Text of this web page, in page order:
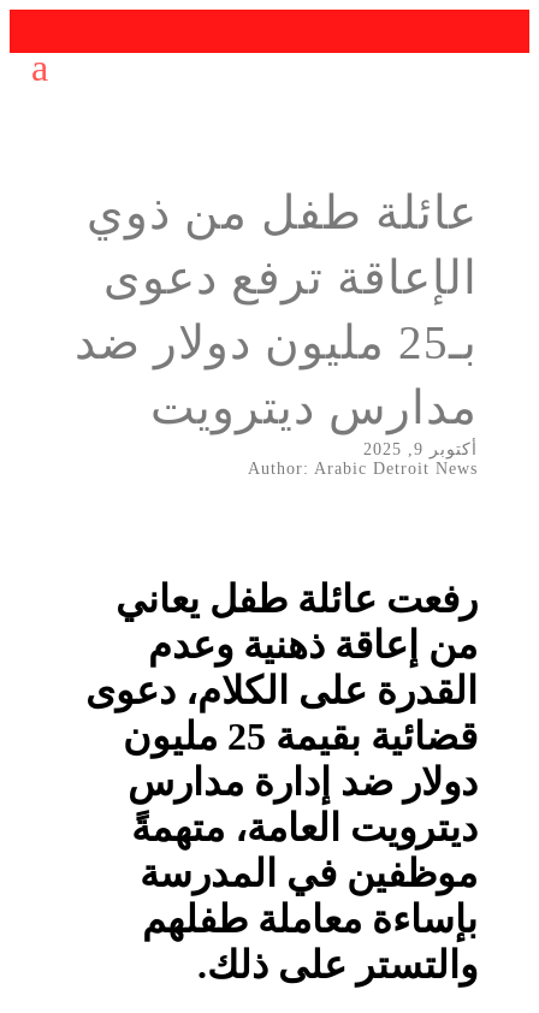
عائلة طفل من ذوي
الإعاقة ترفع دعوى
بـ25 مليون دولار ضد
مدارس ديترويت
أكتوبر 9, 2025
Author: Arabic Detroit News
رفعت عائلة طفل يعاني
من إعاقة ذهنية وعدم
القدرة على الكلام، دعوى
قضائية بقيمة 25 مليون
دولار ضد إدارة مدارس
ديترويت العامة، متهمةً
موظفين في المدرسة
بإساءة معاملة طفلهم
والتستر على ذلك.